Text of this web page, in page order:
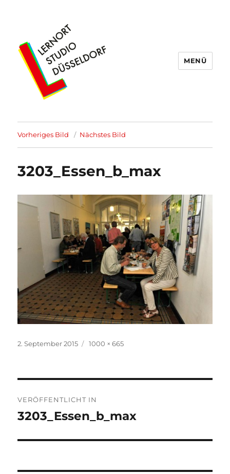
MENÜ
Vorheriges Bild Nächstes Bild
3203_Essen_b_max
Veröffentlicht
2. September 2015 Originalgröße
1000 × 665
VERÖFFENTLICHT IN
3203_Essen_b_max